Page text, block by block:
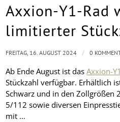
Axxion-Y1-Rad
limitierter
Ab Ende August ist dasAxxion-
Stückzahl verfügbar. Erhältlich
Schwarz und in den Zollgrößen
5/112 sowie diversen
mit …
FREITAG, 16. AUGUST 2024 / 0